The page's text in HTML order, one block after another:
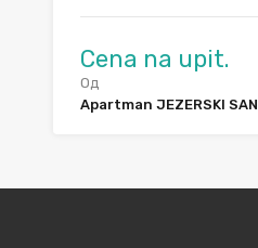
Cena na upit.
Од
Apartman JEZERSKI SAN